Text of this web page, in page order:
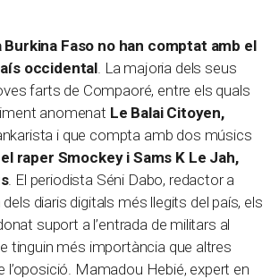
Faso no han comptat amb el
occidental . La majoria dels seus
farts de Compaoré, entre els quals
anomenat Le Balai Citoyen,
i que compta amb dos músics
el raper Smockey i Sams K Le Jah,
. El periodista Séni Dabo, redactor a
dels diaris digitals més llegits del país, els
suport a l’entrada de militars al
tinguin més importància que altres
l’oposició. Mamadou Hebié, expert en